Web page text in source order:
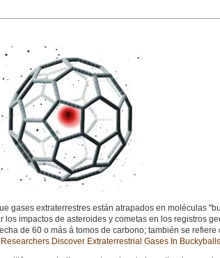
gases extraterrestres están atrapados en moléculas
impactos de asteroides y cometas en los registros
de 60 o más á tomos de carbono; también se
Researchers Discover Extraterrestrial Gases In Buckyballs